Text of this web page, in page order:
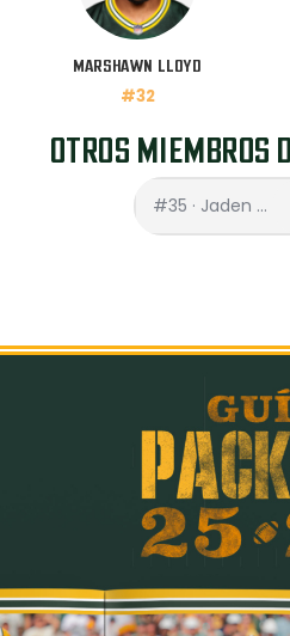
MARSHAWN LLOYD
#32
OTROS MIEMBROS